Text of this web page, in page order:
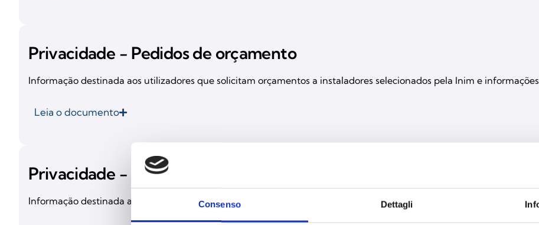
Consenso Dettagli
Privacidade - Pedidos de orçamento
Informação destinada aos utilizadores que solicitam orçamentos a instaladores selecionados pela Inim e
Leia o documento
Privacidade - Contactos
Informação destinada aos utilizadores que solicitam informações através dos formulários disponíveis no site da